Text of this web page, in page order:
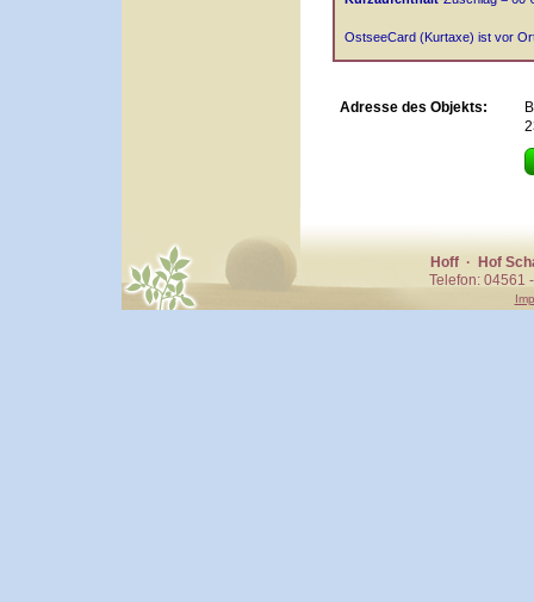
OstseeCard (Kurtaxe) ist vor
Adresse des Objekts:
Hoff · Hof
Telefon: 04561